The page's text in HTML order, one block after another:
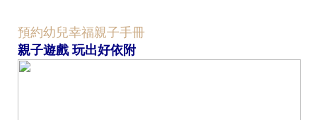
預約幼兒幸福親子手冊
親子遊戲 玩出好依附